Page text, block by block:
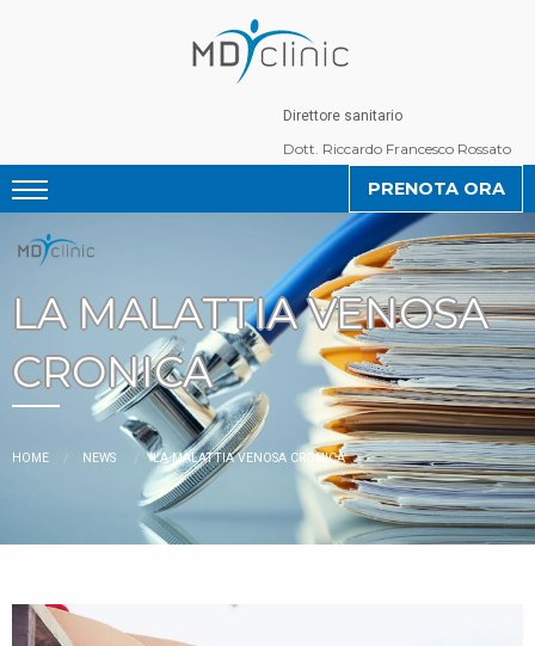
Direttore sanitario
Dott. Riccardo Francesco Rossato
PRENOTA ORA
LA MALATTIA VENOSA
CRONICA
HOME NEWS CURRENT:
LA MALATTIA VENOSA CRONICA